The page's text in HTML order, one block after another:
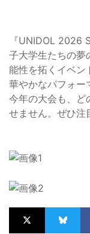
『UNIDOL 2026
子大学生たちの夢
能性を拓くイベン
華やかなパフォー
今年の大会も、ど
せません。ぜひ注